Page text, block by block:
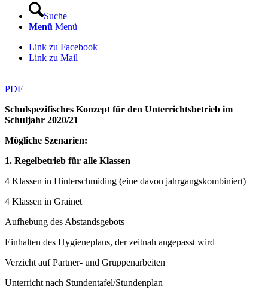
Suche
Menü Menü
Link zu Facebook
Link zu Mail
PDF
Schulspezifisches Konzept für den Unterrichtsbetrieb im
Schuljahr 2020/21
Mögliche Szenarien:
1. Regelbetrieb für alle Klassen
4 Klassen in Hinterschmiding (eine davon jahrgangskombiniert)
4 Klassen in Grainet
Aufhebung des Abstandsgebots
Einhalten des Hygieneplans, der zeitnah angepasst wird
Verzicht auf Partner- und Gruppenarbeiten
Unterricht nach Stundentafel/Stundenplan